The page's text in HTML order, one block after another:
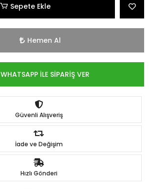
Sepete Ekle
Hemen Al
WHATSAPP İLE SİPARİŞ VER
Güvenli Alışveriş
İade ve Değişim
Hızlı Gönderi